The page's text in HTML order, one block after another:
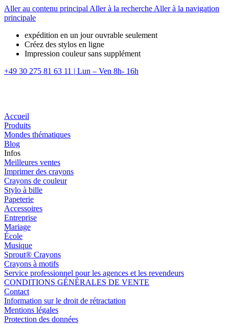
Aller au contenu principal Aller à la recherche Aller à la navigation
principale
expédition en un jour ouvrable seulement
Créez des stylos en ligne
Impression couleur sans supplément
+49 30 275 81 63 11 | Lun – Ven 8h- 16h
Accueil
Produits
Mondes thématiques
Blog
Infos
Meilleures ventes
Imprimer des crayons
Crayons de couleur
Stylo à bille
Papeterie
Accessoires
Entreprise
Mariage
École
Musique
Sprout® Crayons
Crayons à motifs
Service professionnel pour les agences et les revendeurs
CONDITIONS GÉNÉRALES DE VENTE
Contact
Information sur le droit de rétractation
Mentions légales
Protection des données